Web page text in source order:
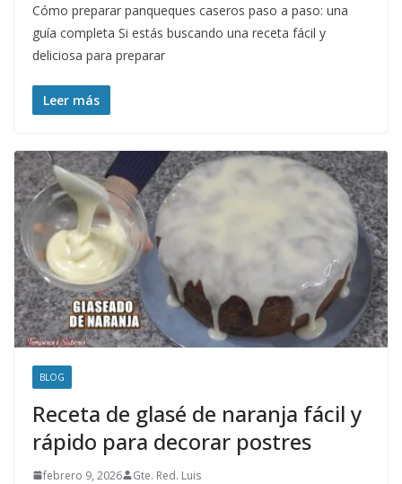
Cómo preparar panqueques caseros paso a paso: una
guía completa Si estás buscando una receta fácil y
deliciosa para preparar
Leer más
BLOG
Receta de glasé de naranja fácil y
rápido para decorar postres
febrero 9, 2026 Gte. Red. Luis